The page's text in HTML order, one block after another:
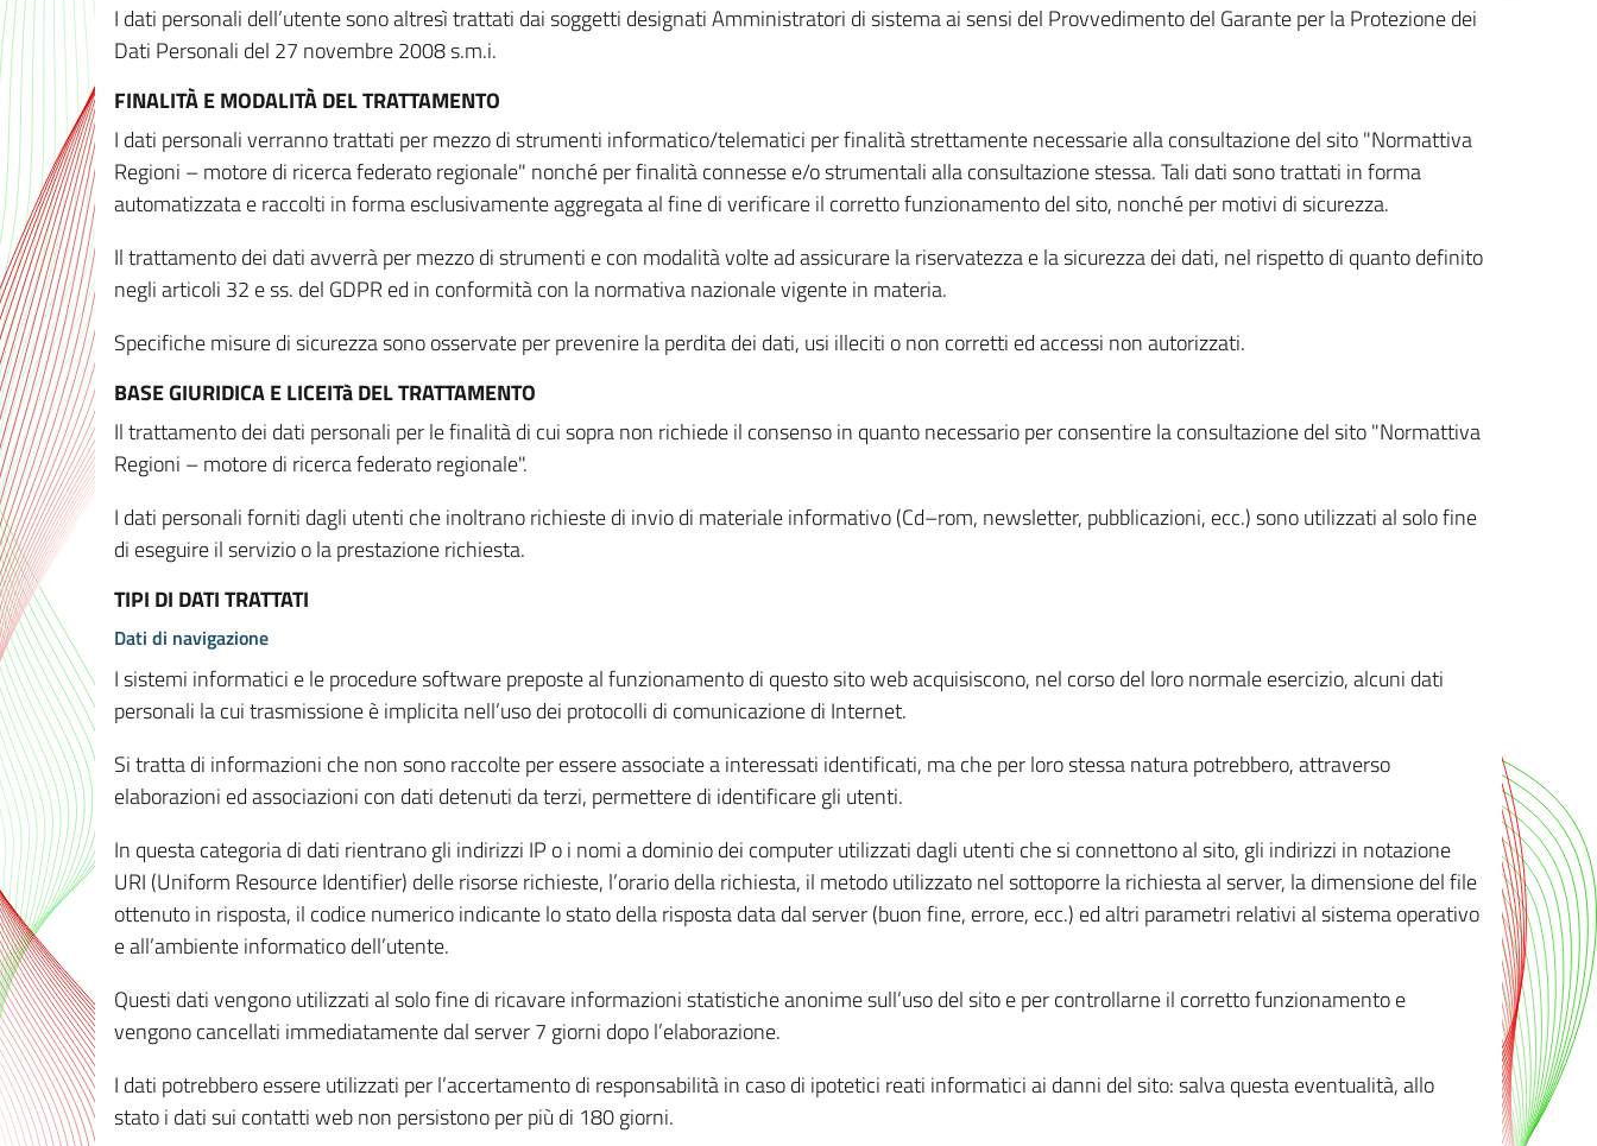
I dati personali dell’utente sono altresì trattati dai soggetti designati Amministratori di sistema ai sensi del Provvedimento del Garante per la Protezione dei
Dati Personali del 27 novembre 2008 s.m.i.
FINALITÀ E MODALITÀ DEL TRATTAMENTO
I dati personali verranno trattati per mezzo di strumenti informatico/telematici per finalità strettamente necessarie alla consultazione del sito "Normattiva
Regioni – motore di ricerca federato regionale" nonché per finalità connesse e/o strumentali alla consultazione stessa. Tali dati sono trattati in forma
automatizzata e raccolti in forma esclusivamente aggregata al fine di verificare il corretto funzionamento del sito, nonché per motivi di sicurezza.
Il trattamento dei dati avverrà per mezzo di strumenti e con modalità volte ad assicurare la riservatezza e la sicurezza dei dati, nel rispetto di quanto definito
negli articoli 32 e ss. del GDPR ed in conformità con la normativa nazionale vigente in materia.
Specifiche misure di sicurezza sono osservate per prevenire la perdita dei dati, usi illeciti o non corretti ed accessi non autorizzati.
BASE GIURIDICA E LICEITà DEL TRATTAMENTO
Il trattamento dei dati personali per le finalità di cui sopra non richiede il consenso in quanto necessario per consentire la consultazione del sito "Normattiva
Regioni – motore di ricerca federato regionale".
I dati personali forniti dagli utenti che inoltrano richieste di invio di materiale informativo (Cd–rom, newsletter, pubblicazioni, ecc.) sono utilizzati al solo fine
di eseguire il servizio o la prestazione richiesta.
TIPI DI DATI TRATTATI
Dati di navigazione
I sistemi informatici e le procedure software preposte al funzionamento di questo sito web acquisiscono, nel corso del loro normale esercizio, alcuni dati
personali la cui trasmissione è implicita nell’uso dei protocolli di comunicazione di Internet.
Si tratta di informazioni che non sono raccolte per essere associate a interessati identificati, ma che per loro stessa natura potrebbero, attraverso
elaborazioni ed associazioni con dati detenuti da terzi, permettere di identificare gli utenti.
In questa categoria di dati rientrano gli indirizzi IP o i nomi a dominio dei computer utilizzati dagli utenti che si connettono al sito, gli indirizzi in notazione
URI (Uniform Resource Identifier) delle risorse richieste, l’orario della richiesta, il metodo utilizzato nel sottoporre la richiesta al server, la dimensione del file
ottenuto in risposta, il codice numerico indicante lo stato della risposta data dal server (buon fine, errore, ecc.) ed altri parametri relativi al sistema operativo
e all’ambiente informatico dell’utente.
Questi dati vengono utilizzati al solo fine di ricavare informazioni statistiche anonime sull’uso del sito e per controllarne il corretto funzionamento e
vengono cancellati immediatamente dal server 7 giorni dopo l’elaborazione.
I dati potrebbero essere utilizzati per l’accertamento di responsabilità in caso di ipotetici reati informatici ai danni del sito: salva questa eventualità, allo
stato i dati sui contatti web non persistono per più di 180 giorni.